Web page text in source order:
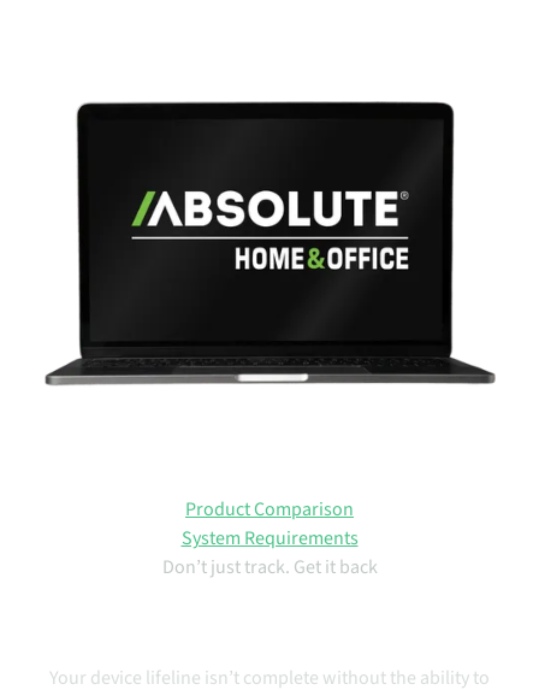
Product Comparison
System Requirements
Don’t just track. Get it back
Your device lifeline isn’t complete without the ability to